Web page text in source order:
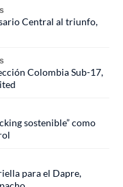
Central al triunfo,
Colombia Sub-17,
sostenible” como
para el Dapre,